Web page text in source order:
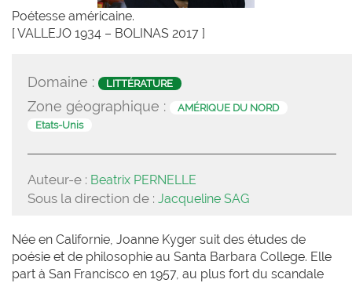
Poétesse américaine.
[ VALLEJO 1934 – BOLINAS 2017 ]
Domaine : LITTÉRATURE
Zone géographique :
AMÉRIQUE DU NORD
Etats-Unis
Auteur-e : Beatrix PERNELLE
Sous la direction de : Jacqueline SAG
Née en Californie, Joanne Kyger suit des études de
poésie et de philosophie au Santa Barbara College. Elle
part à San Francisco en 1957, au plus fort du scandale